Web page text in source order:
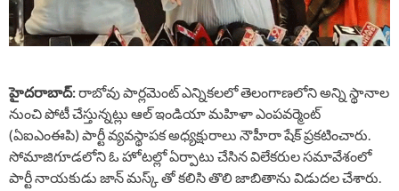
హైదరాబాద్:రాబోవు పార్లమెంట్ ఎన్నికలలో తెలంగాణలోని అన్ని స్థానాల
నుంచి పోటీ చేస్తున్నట్లు ఆల్ ఇండియా మహిళా ఎంపవర్మెంట్
(ఏఐఎంఈపి) పార్టీ వ్యవస్థాపక అధ్యక్షురాలు నౌహీరా షేక్ ప్రకటించారు.
సోమాజిగూడలోని ఓ హోటల్లో ఏర్పాటు చేసిన విలేకరుల సమావేశంలో
పార్టీ నాయకుడు జాన్ మస్క్ తో కలిసి తొలి జాబితాను విడుదల చేశారు.